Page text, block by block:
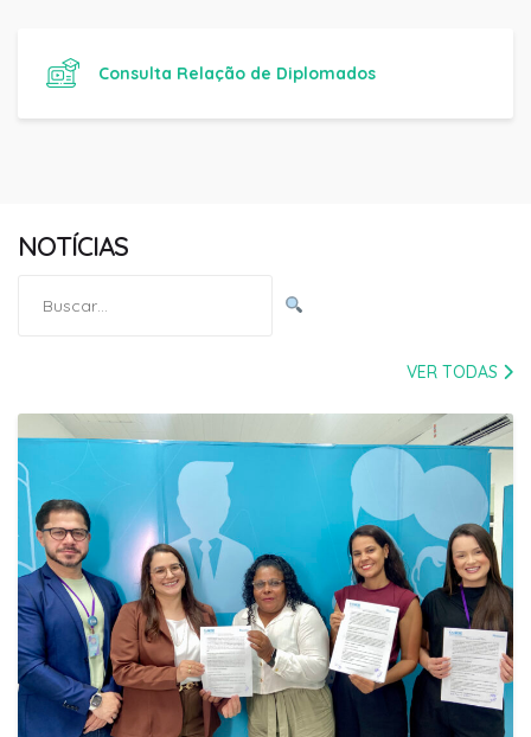
Consulta Relação de Diplomados
NOTÍCIAS
por:
VER TODAS